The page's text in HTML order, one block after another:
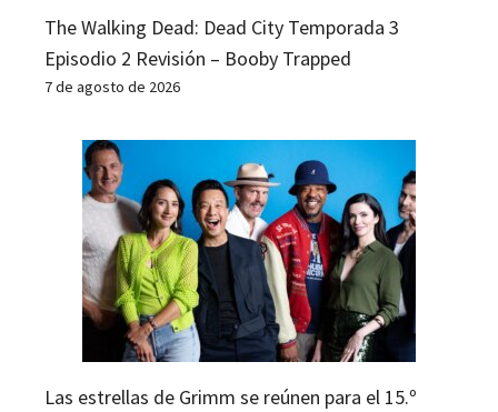
The Walking Dead: Dead City Temporada 3
Episodio 2 Revisión – Booby Trapped
7 de agosto de 2026
Las estrellas de Grimm se reúnen para el 15.º